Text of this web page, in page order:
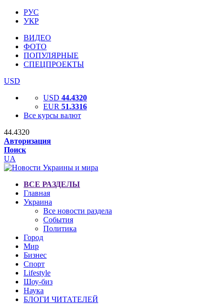
РУС
УКР
ВИДЕО
ФОТО
ПОПУЛЯРНЫЕ
СПЕЦПРОЕКТЫ
USD
USD 44.4320
EUR 51.3316
Все курсы валют
44.4320
Авторизация
Поиск
UA
ВСЕ РАЗДЕЛЫ
Главная
Украина
Все новости раздела
События
Политика
Город
Мир
Бизнес
Спорт
Lifestyle
Шоу-биз
Наука
БЛОГИ ЧИТАТЕЛЕЙ